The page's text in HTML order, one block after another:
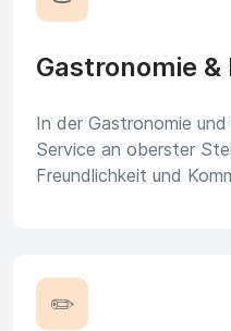
Gastronomie &
In der Gastronomie
Service an oberster
Freundlichkeit und
✏️